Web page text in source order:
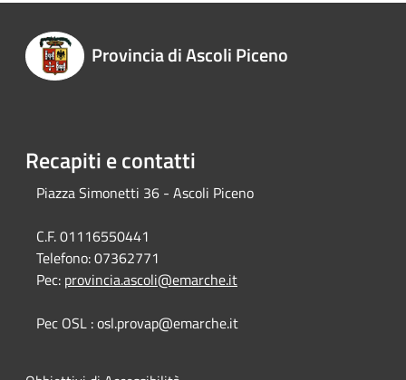
Provincia di Ascoli Piceno
Recapiti e contatti
Piazza Simonetti 36 - Ascoli Piceno
C.F. 01116550441
Telefono:07362771
Pec: provincia.ascoli@emarche.it
Pec OSL : osl.provap@emarche.it